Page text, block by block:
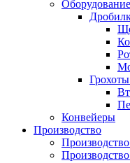
Конвейеры
Производство
Производство